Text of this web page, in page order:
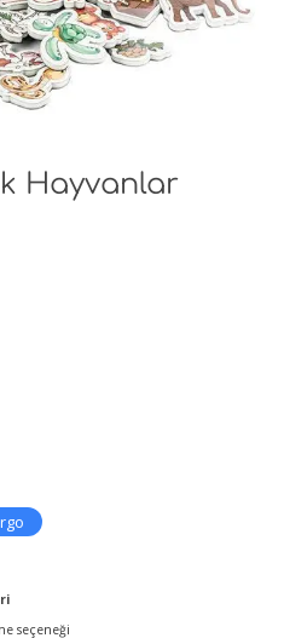
Hayvanlar
seçeneği